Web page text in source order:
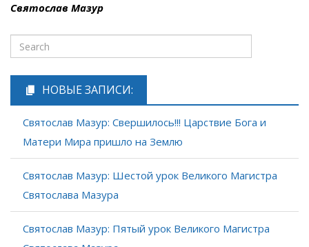
Святослав Мазур
НОВЫЕ ЗАПИСИ:
Святослав Мазур: Свершилось!!! Царствие Бога и
Матери Мира пришло на Землю
Святослав Мазур: Шестой урок Великого Магистра
Святослава Мазура
Святослав Мазур: Пятый урок Великого Магистра